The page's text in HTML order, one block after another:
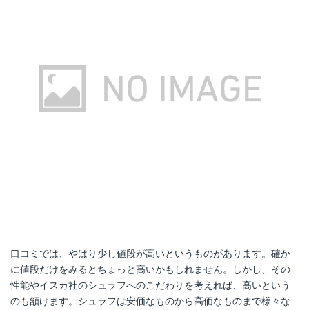
口コミでは、やはり少し値段が高いというものがあります。確か
に値段だけをみるとちょっと高いかもしれません。しかし、その
性能やイスカ社のシュラフへのこだわりを考えれば、高いという
のも頷けます。シュラフは安価なものから高価なものまで様々な